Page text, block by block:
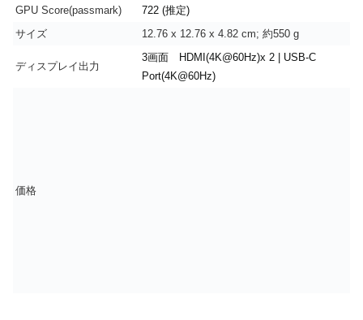
GPU Score(passmark)
722 (推定)
サイズ
12.76 x 12.76 x 4.82 cm; 約550 g
ディスプレイ出力
3画面 HDMI(4K@60Hz)x 2 | USB-C
Port(4K@60Hz)
価格